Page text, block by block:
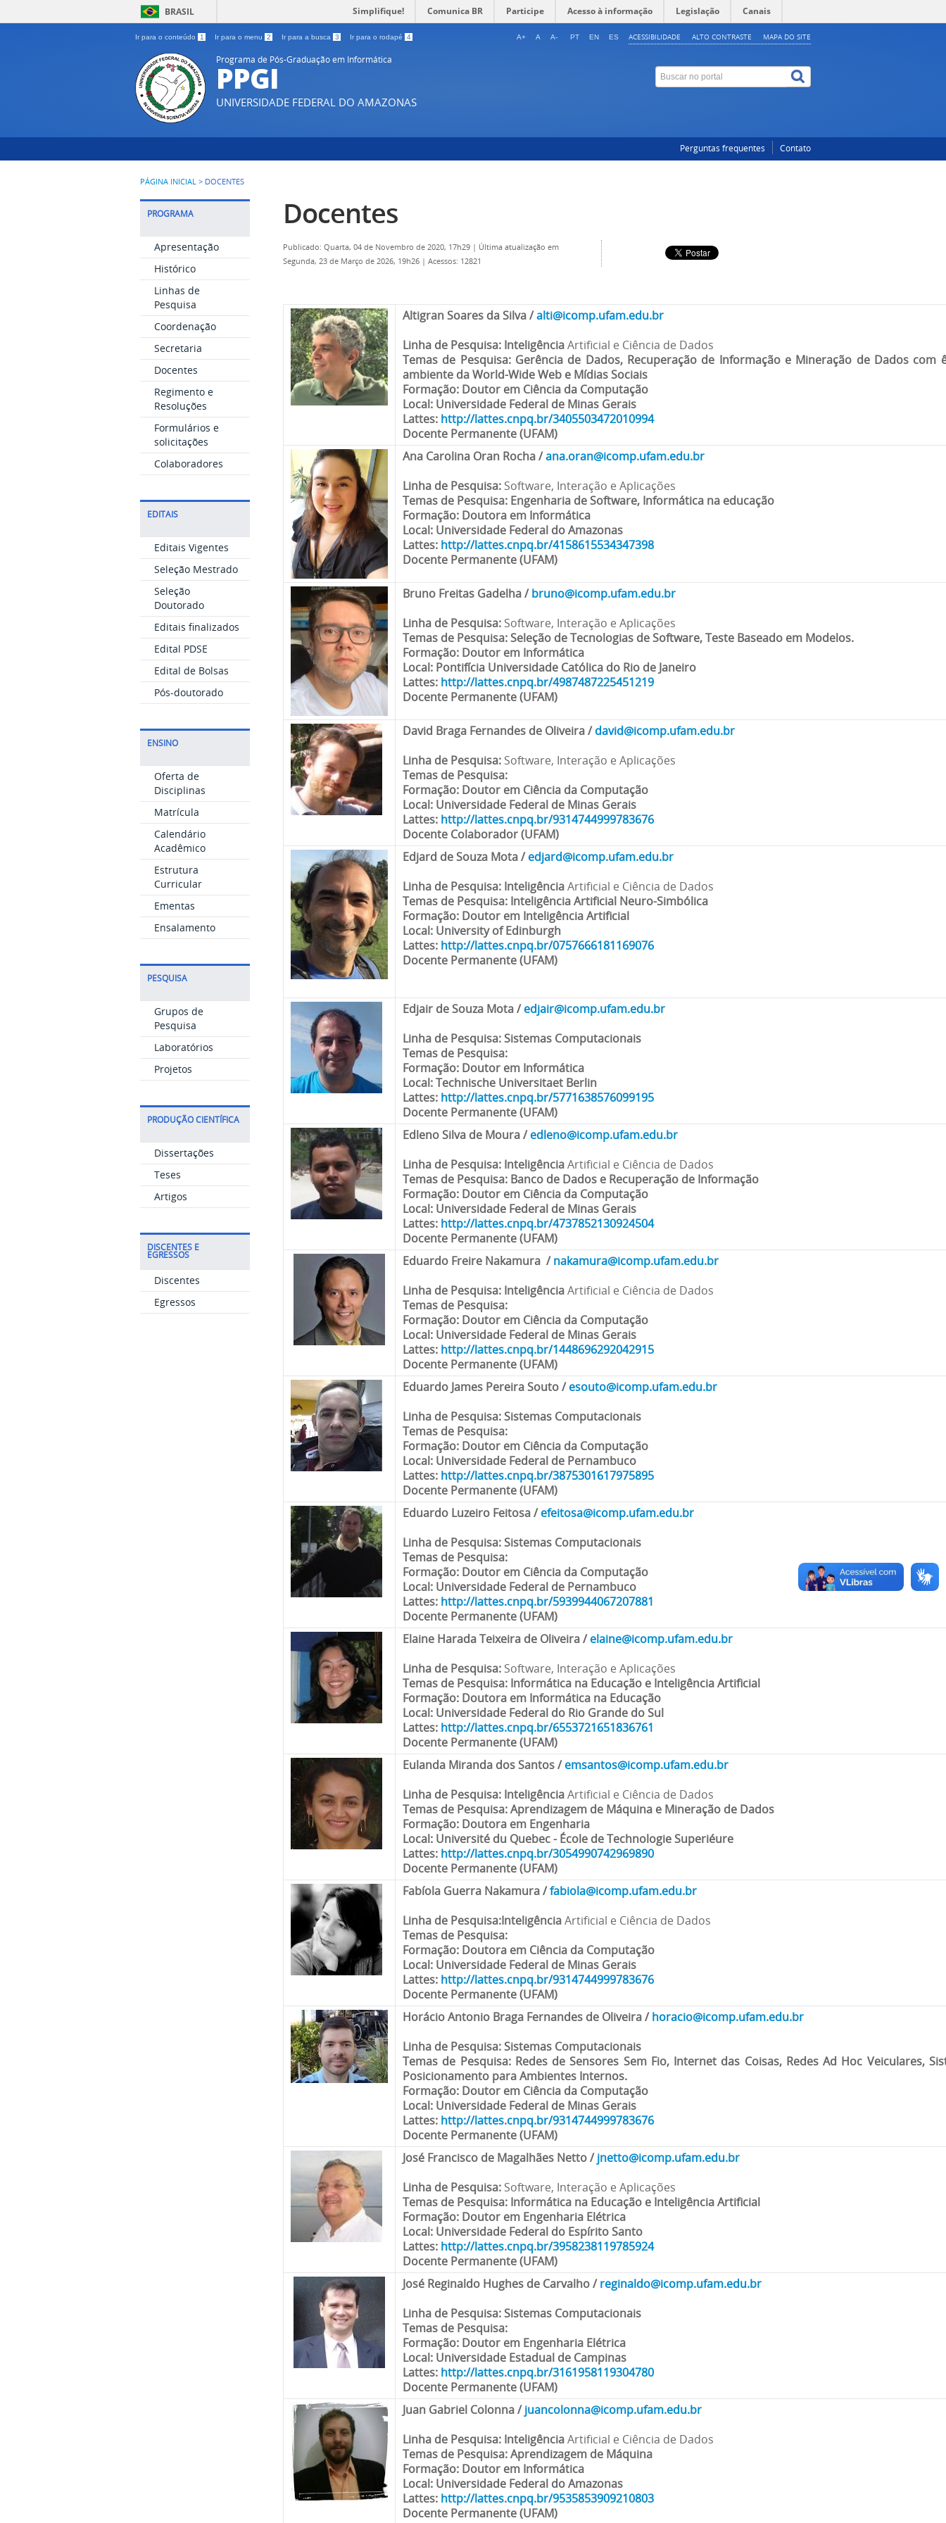
BRASIL Simplifique! Comunica BR Participe Acesso à informação Legislação Canais
Ir para o conteúdo 1 Ir para o menu 2 Ir para a busca 3 Ir para o rodapé 4 ACESSIBILIDADE ALTO CONTRASTE MAPA DO SITE
A+ A A- PT EN ES
Programa de Pós-Graduação em Informática
PPGI
UNIVERSIDADE FEDERAL DO AMAZONAS
Perguntas frequentes Contato
PÁGINA INICIAL > DOCENTES
PROGRAMA
Apresentação
Histórico
Linhas de
Pesquisa
Coordenação
Secretaria
Docentes
Regimento e
Resoluções
Formulários e
solicitações
Colaboradores
EDITAIS
Editais Vigentes
Seleção Mestrado
Seleção
Doutorado
Editais finalizados
Edital PDSE
Edital de Bolsas
Pós-doutorado
ENSINO
Oferta de
Disciplinas
Matrícula
Calendário
Acadêmico
Estrutura
Curricular
Ementas
Ensalamento
PESQUISA
Grupos de
Pesquisa
Laboratórios
Projetos
PRODUÇÃO CIENTÍFICA
Dissertações
Teses
Artigos
DISCENTES E
EGRESSOS
Discentes
Egressos
Docentes
Publicado: Quarta, 04 de Novembro de 2020, 17h29 | Última atualização em
Segunda, 23 de Março de 2026, 19h26 | Acessos: 12821
Altigran Soares da Silva/alti@icomp.ufam.edu.br
Linha de Pesquisa: InteligênciaArtificial e Ciência de Dados
Temas de Pesquisa: Gerência de Dados, Recuperação de Informação e Mineração de Dados com
ambiente da World-Wide Web e Mídias Sociais
Formação: Doutor em Ciência da Computação
Local: Universidade Federal de Minas Gerais
Lattes: http://lattes.cnpq.br/3405503472010994
Docente Permanente (UFAM)
Ana Carolina Oran Rocha/ana.oran@icomp.ufam.edu.br
Linha de Pesquisa: Software, Interação e Aplicações
Temas de Pesquisa: Engenharia de Software, Informática na educação
Formação: Doutora em Informática
Local: Universidade Federal do Amazonas
Lattes: http://lattes.cnpq.br/4158615534347398
Docente Permanente (UFAM)
Bruno Freitas Gadelha/bruno@icomp.ufam.edu.br
Linha de Pesquisa: Software, Interação e Aplicações
Temas de Pesquisa: Seleção de Tecnologias de Software, Teste Baseado em Modelos.
Formação: Doutor em Informática
Local: Pontifícia Universidade Católica do Rio de Janeiro
Lattes: http://lattes.cnpq.br/4987487225451219
Docente Permanente (UFAM)
David Braga Fernandes de Oliveira/david@icomp.ufam.edu.br
Linha de Pesquisa: Software, Interação e Aplicações
Temas de Pesquisa:
Formação: Doutor em Ciência da Computação
Local: Universidade Federal de Minas Gerais
Lattes: http://lattes.cnpq.br/9314744999783676
Docente Colaborador (UFAM)
Edjard de Souza Mota/edjard@icomp.ufam.edu.br
Linha de Pesquisa: InteligênciaArtificial e Ciência de Dados
Temas de Pesquisa: Inteligência Artificial Neuro-Simbólica
Formação: Doutor em Inteligência Artificial
Local: University of Edinburgh
Lattes: http://lattes.cnpq.br/0757666181169076
Docente Permanente (UFAM)
Edjair de Souza Mota/edjair@icomp.ufam.edu.br
Linha de Pesquisa: Sistemas Computacionais
Temas de Pesquisa:
Formação: Doutor em Informática
Local: Technische Universitaet Berlin
Lattes: http://lattes.cnpq.br/5771638576099195
Docente Permanente (UFAM)
Edleno Silva de Moura/edleno@icomp.ufam.edu.br
Linha de Pesquisa: InteligênciaArtificial e Ciência de Dados
Temas de Pesquisa: Banco de Dados e Recuperação de Informação
Formação: Doutor em Ciência da Computação
Local: Universidade Federal de Minas Gerais
Lattes: http://lattes.cnpq.br/4737852130924504
Docente Permanente (UFAM)
Eduardo Freire Nakamura /nakamura@icomp.ufam.edu.br
Linha de Pesquisa: InteligênciaArtificial e Ciência de Dados
Temas de Pesquisa:
Formação: Doutor em Ciência da Computação
Local: Universidade Federal de Minas Gerais
Lattes: http://lattes.cnpq.br/1448696292042915
Docente Permanente (UFAM)
Eduardo James Pereira Souto/esouto@icomp.ufam.edu.br
Linha de Pesquisa: Sistemas Computacionais
Temas de Pesquisa:
Formação: Doutor em Ciência da Computação
Local: Universidade Federal de Pernambuco
Lattes: http://lattes.cnpq.br/3875301617975895
Docente Permanente (UFAM)
Eduardo Luzeiro Feitosa/efeitosa@icomp.ufam.edu.br
Linha de Pesquisa: Sistemas Computacionais
Temas de Pesquisa:
Formação: Doutor em Ciência da Computação
Local: Universidade Federal de Pernambuco
Lattes: http://lattes.cnpq.br/5939944067207881
Docente Permanente (UFAM)
Elaine Harada Teixeira de Oliveira/elaine@icomp.ufam.edu.br
Linha de Pesquisa: Software, Interação e Aplicações
Temas de Pesquisa: Informática na Educação e Inteligência Artificial
Formação: Doutora em Informática na Educação
Local: Universidade Federal do Rio Grande do Sul
Lattes: http://lattes.cnpq.br/6553721651836761
Docente Permanente (UFAM)
Eulanda Miranda dos Santos/emsantos@icomp.ufam.edu.br
Linha de Pesquisa: InteligênciaArtificial e Ciência de Dados
Temas de Pesquisa: Aprendizagem de Máquina e Mineração de Dados
Formação: Doutora em Engenharia
Local: Université du Quebec - École de Technologie Superiéure
Lattes: http://lattes.cnpq.br/3054990742969890
Docente Permanente (UFAM)
Fabíola Guerra Nakamura/fabiola@icomp.ufam.edu.br
Linha de Pesquisa:InteligênciaArtificial e Ciência de Dados
Temas de Pesquisa:
Formação: Doutora em Ciência da Computação
Local: Universidade Federal de Minas Gerais
Lattes: http://lattes.cnpq.br/9314744999783676
Docente Permanente (UFAM)
Horácio Antonio Braga Fernandes de Oliveira/horacio@icomp.ufam.edu.br
Linha de Pesquisa: Sistemas Computacionais
Temas de Pesquisa: Redes de Sensores Sem Fio, Internet das Coisas, Redes Ad Hoc Veiculares,
Posicionamento para Ambientes Internos.
Formação: Doutor em Ciência da Computação
Local: Universidade Federal de Minas Gerais
Lattes: http://lattes.cnpq.br/9314744999783676
Docente Permanente (UFAM)
José Francisco de Magalhães Netto/jnetto@icomp.ufam.edu.br
Linha de Pesquisa: Software, Interação e Aplicações
Temas de Pesquisa: Informática na Educação e Inteligência Artificial
Formação: Doutor em Engenharia Elétrica
Local: Universidade Federal do Espírito Santo
Lattes: http://lattes.cnpq.br/3958238119785924
Docente Permanente (UFAM)
José Reginaldo Hughes de Carvalho/reginaldo@icomp.ufam.edu.br
Linha de Pesquisa: Sistemas Computacionais
Temas de Pesquisa:
Formação: Doutor em Engenharia Elétrica
Local: Universidade Estadual de Campinas
Lattes: http://lattes.cnpq.br/3161958119304780
Docente Permanente (UFAM)
Juan Gabriel Colonna/juancolonna@icomp.ufam.edu.br
Linha de Pesquisa: InteligênciaArtificial e Ciência de Dados
Temas de Pesquisa: Aprendizagem de Máquina
Formação: Doutor em Informática
Local: Universidade Federal do Amazonas
Lattes: http://lattes.cnpq.br/9535853909210803
Docente Permanente (UFAM)